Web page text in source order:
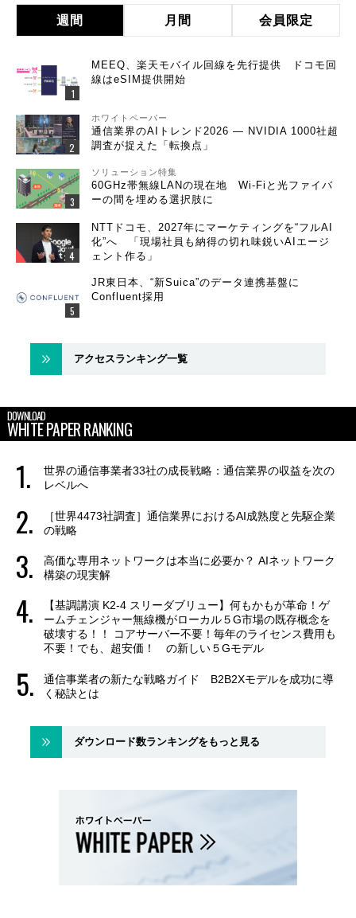
週間 月間 会員限定
MEEQ、楽天モバイル回線を先行提供 ドコモ回
線はeSIM提供開始
ホワイトペーパー
通信業界のAIトレンド2026 ― NVIDIA 1000社超
調査が捉えた「転換点」
ソリューション特集
60GHz帯無線LANの現在地 Wi-Fiと光ファイバ
ーの間を埋める選択肢に
NTTドコモ、2027年にマーケティングを“フルAI
化”へ 「現場社員も納得の切れ味鋭いAIエージ
ェント作る」
JR東日本、“新Suica”のデータ連携基盤に
Confluent採用
アクセスランキング一覧
DOWNLOAD
WHITE PAPER RANKING
世界の通信事業者33社の成長戦略：通信業界の収益を次の
レベルへ
［世界4473社調査］通信業界におけるAI成熟度と先駆企業
の戦略
高価な専用ネットワークは本当に必要か？ AIネットワーク
構築の現実解
【基調講演 K2-4 スリーダブリュー】何もかもが革命！ゲ
ームチェンジャー無線機がローカル５G市場の既存概念を
破壊する！！ コアサーバー不要！毎年のライセンス費用も
不要！でも、超安価！ の新しい５Gモデル
通信事業者の新たな戦略ガイド B2B2Xモデルを成功に導
く秘訣とは
ダウンロード数ランキングをもっと見る